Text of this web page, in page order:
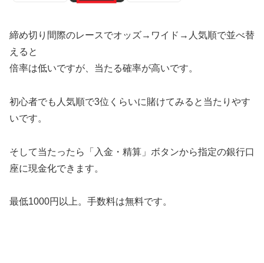
締め切り間際のレースでオッズ→ワイド→人気順で並べ替
えると
倍率は低いですが、当たる確率が高いです。
初心者でも人気順で3位くらいに賭けてみると当たりやす
いです。
そして当たったら「入金・精算」ボタンから指定の銀行口
座に現金化できます。
最低1000円以上。手数料は無料です。